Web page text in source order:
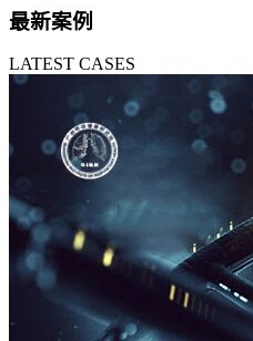
最新案例
LATEST CASES